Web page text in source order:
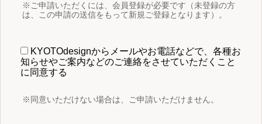
※ご申請いただくには、会員登録が必要です（未登録の方
は、この申請の送信をもって新規ご登録となります）。
KYOTOdesignからメールやお電話などで、各種お
知らせやご案内などのご連絡をさせていただくこと
に同意する
※同意いただけない場合は、ご申請いただけません。